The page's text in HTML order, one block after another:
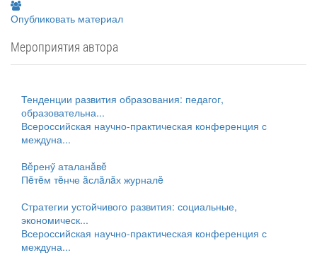
Опубликовать материал
Мероприятия автора
Тенденции развития образования: педагог,
образовательна...
Всероссийская научно-практическая конференция с
междуна...
Вĕренӳ аталанăвĕ
Пĕтĕм тĕнче ăслăлăх журналĕ
Стратегии устойчивого развития: социальные,
экономическ...
Всероссийская научно-практическая конференция с
междуна...